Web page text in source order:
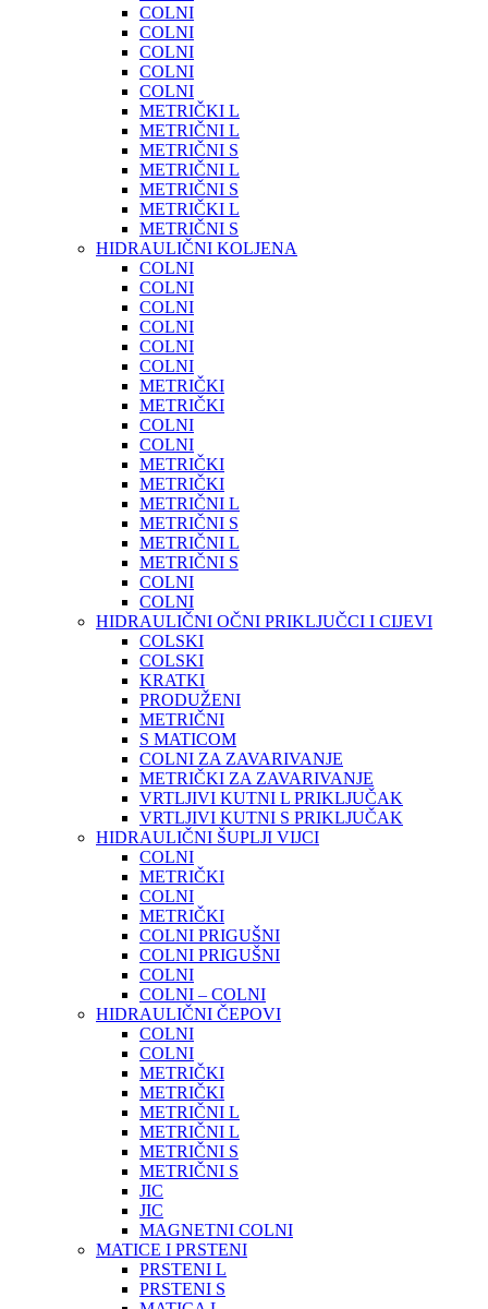
COLNI
COLNI
COLNI
COLNI
COLNI
METRIČKI L
METRIČNI L
METRIČNI S
METRIČNI L
METRIČNI S
METRIČKI L
METRIČNI S
HIDRAULIČNI KOLJENA
COLNI
COLNI
COLNI
COLNI
COLNI
COLNI
METRIČKI
METRIČKI
COLNI
COLNI
METRIČKI
METRIČKI
METRIČNI L
METRIČNI S
METRIČNI L
METRIČNI S
COLNI
COLNI
HIDRAULIČNI OČNI PRIKLJUČCI I CIJEVI
COLSKI
COLSKI
KRATKI
PRODUŽENI
METRIČNI
S MATICOM
COLNI ZA ZAVARIVANJE
METRIČKI ZA ZAVARIVANJE
VRTLJIVI KUTNI L PRIKLJUČAK
VRTLJIVI KUTNI S PRIKLJUČAK
HIDRAULIČNI ŠUPLJI VIJCI
COLNI
METRIČKI
COLNI
METRIČKI
COLNI PRIGUŠNI
COLNI PRIGUŠNI
COLNI
COLNI – COLNI
HIDRAULIČNI ČEPOVI
COLNI
COLNI
METRIČKI
METRIČKI
METRIČNI L
METRIČNI L
METRIČNI S
METRIČNI S
JIC
JIC
MAGNETNI COLNI
MATICE I PRSTENI
PRSTENI L
PRSTENI S